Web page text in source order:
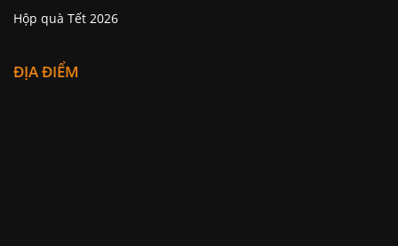
Hộp quà Tết 2026
ĐỊA ĐIỂM